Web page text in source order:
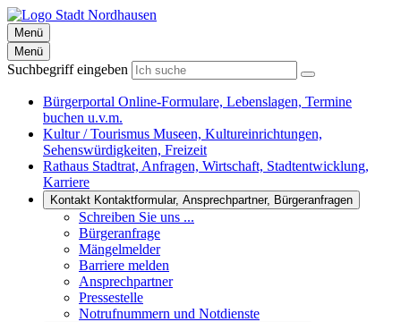
Menü
Menü
Suchbegriff eingeben
Bürgerportal Online-Formulare, Lebenslagen, Termine
buchen u.v.m.
Kultur / Tourismus Museen, Kultureinrichtungen,
Sehenswürdigkeiten, Freizeit
Rathaus Stadtrat, Anfragen, Wirtschaft, Stadtentwicklung,
Karriere
Kontakt Kontaktformular, Ansprechpartner, Bürgeranfragen
Schreiben Sie uns ...
Bürgeranfrage
Mängelmelder
Barriere melden
Ansprechpartner
Pressestelle
Notrufnummern und Notdienste